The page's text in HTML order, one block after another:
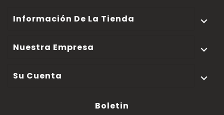
Información De La Tienda 
Nuestra Empresa 
Su Cuenta 
Boletin